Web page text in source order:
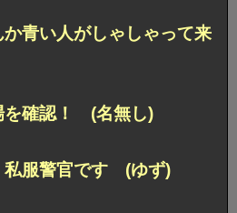
青い人がしゃしゃって来
を確認！ (名無し)
服警官です (ゆず)